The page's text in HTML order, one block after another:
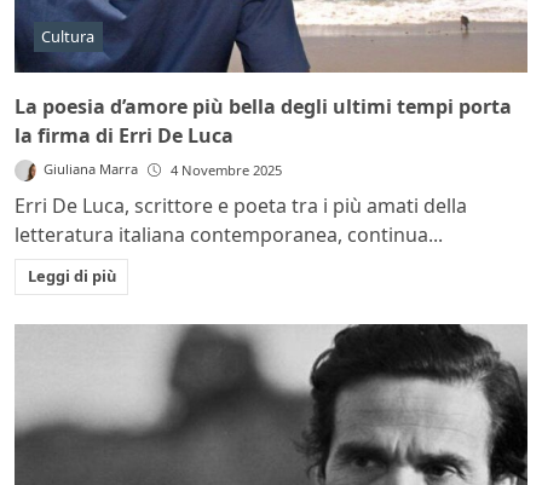
Cultura
La poesia d’amore più bella degli ultimi tempi porta
la firma di Erri De Luca
Giuliana Marra 4 Novembre 2025
Erri De Luca, scrittore e poeta tra i più amati della
letteratura italiana contemporanea, continua...
Leggi di più